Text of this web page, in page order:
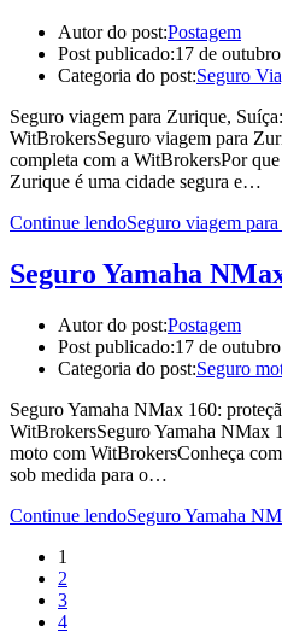
Autor do post:Postagem
Post publicado:17 de
Categoria do post:Seguro
Seguro viagem para Zurique,
WitBrokersSeguro viagem para
completa com a WitBrokersPor
Zurique é uma cidade segura e…
Continue lendoSeguro viagem
Seguro Yamaha
Autor do post:Postagem
Post publicado:17 de
Categoria do post:Seguro
Seguro Yamaha NMax 160:
WitBrokersSeguro Yamaha NMax
moto com WitBrokersConheça
sob medida para o…
Continue lendoSeguro Yamaha
1
2
3
4